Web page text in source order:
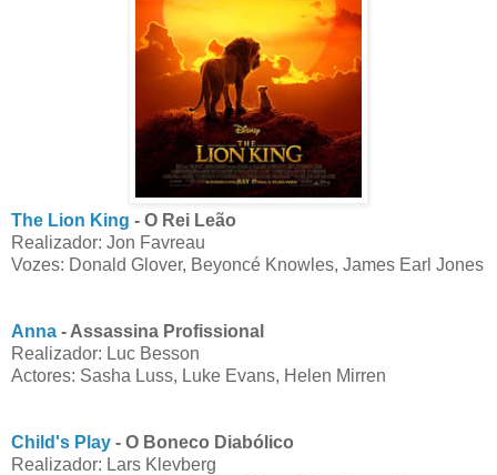
The Lion King - O Rei Leão
Realizador: Jon Favreau
Vozes: Donald Glover, Beyoncé Knowles, James Earl Jones
Anna - Assassina Profissional
Realizador: Luc Besson
Actores: Sasha Luss, Luke Evans, Helen Mirren
Child's Play - O Boneco Diabólico
Realizador: Lars Klevberg